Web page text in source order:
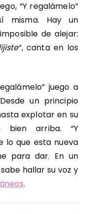
“Y regalámelo”
misma. Hay un
de alejar:
“, canta en los
juego a
un principio
explotar en su
bien arriba. “Y
lo que esta nueva
para dar. En un
hallar su voz y
.